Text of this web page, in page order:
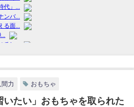
間力 おもちゃ
いたい」おもちゃを取られた